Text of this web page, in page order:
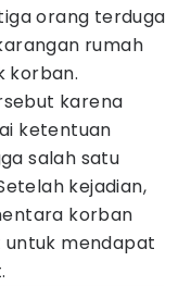
orang terduga
rumah
korban.
karena
ketentuan
salah satu
kejadian,
korban
untuk mendapat